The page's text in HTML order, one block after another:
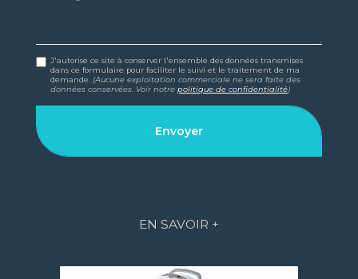
J'autorise ce site à conserver l'ensemble des données transmises
dans ce formulaire pour faciliter le suivi et le traitement de ma
demande. (Aucune exploitation commerciale ne sera faite des
données conservées. Voir notrepolitique de confidentialité)
EN SAVOIR +